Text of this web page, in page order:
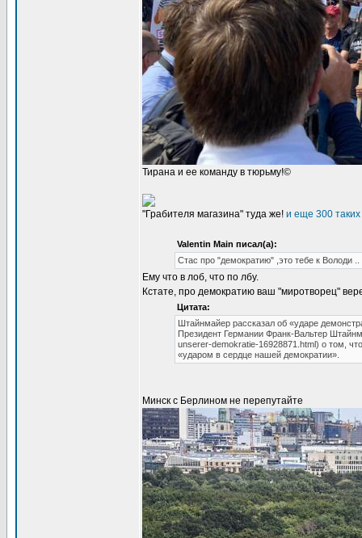
Тирана и ее команду в тюрьму!©
"Грабителя магазина" туда же! и еще 300 таких
Valentin Main писал(а):
Стас про "демократию" ,это тебе к Володи ..
Ему что в лоб, что по лбу.
Кстате, про демократию ваш "миротворец"
Цитата:
Штайнмайер рассказал об «ударе
Президент Германии Франк-Вальтер
unserer-demokratie-16928871.html) о том,
«ударом в сердце нашей демократии».
Минск с Берлином не перепутайте